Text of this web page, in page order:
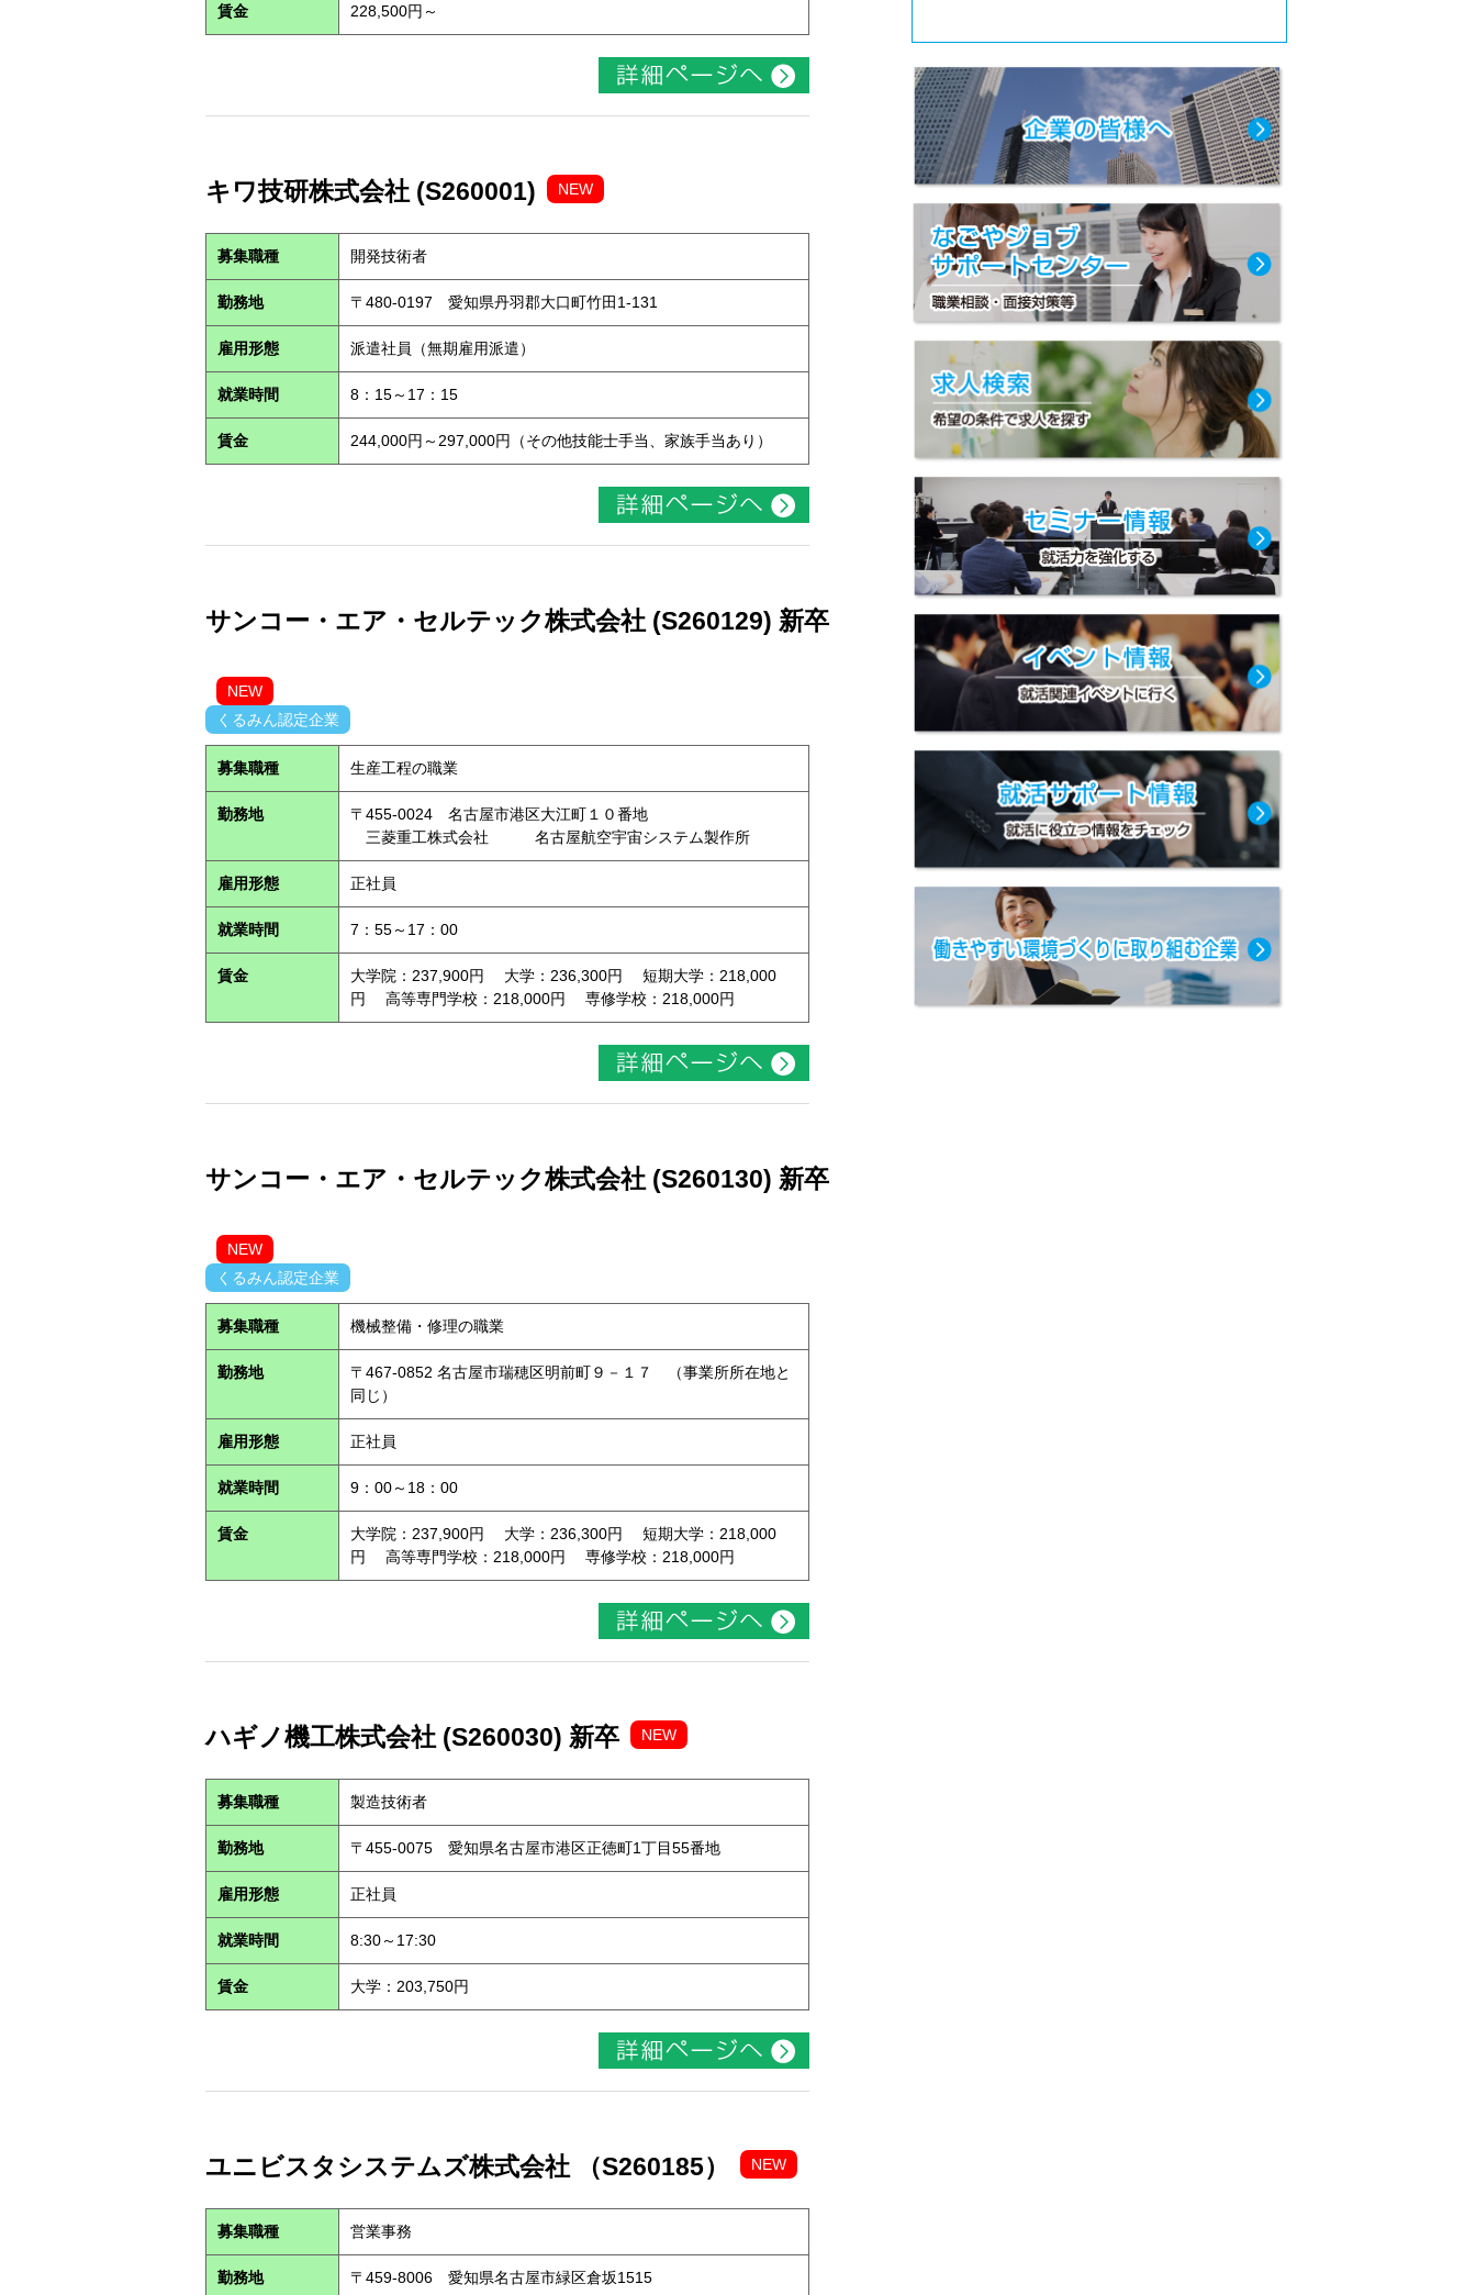
賃金 228,500円～
キワ技研株式会社 (S260001) NEW
募集職種 開発技術者
勤務地 〒480-0197 愛知県丹羽郡大口町竹田1-131
雇用形態 派遣社員（無期雇用派遣）
就業時間 8：15～17：15
賃金 244,000円～297,000円（その他技能士手当、家族手当あり）
サンコー・エア・セルテック株式会社 (S260129) 新卒
NEW
くるみん認定企業
募集職種 生産工程の職業
勤務地
〒455-0024 名古屋市港区大江町１０番地
三菱重工株式会社 名古屋航空宇宙システム製作所
雇用形態 正社員
就業時間 7：55～17：00
賃金
大学院：237,900円 大学：236,300円 短期大学：218,000
円 高等専門学校：218,000円 専修学校：218,000円
サンコー・エア・セルテック株式会社 (S260130) 新卒
NEW
くるみん認定企業
募集職種 機械整備・修理の職業
勤務地
〒467-0852 名古屋市瑞穂区明前町９－１７ （事業所所在地と
同じ）
雇用形態 正社員
就業時間 9：00～18：00
賃金
大学院：237,900円 大学：236,300円 短期大学：218,000
円 高等専門学校：218,000円 専修学校：218,000円
ハギノ機工株式会社 (S260030) 新卒 NEW
募集職種 製造技術者
勤務地 〒455-0075 愛知県名古屋市港区正徳町1丁目55番地
雇用形態 正社員
就業時間 8:30～17:30
賃金 大学：203,750円
ユニビスタシステムズ株式会社 （S260185） NEW
募集職種 営業事務
勤務地 〒459-8006 愛知県名古屋市緑区倉坂1515